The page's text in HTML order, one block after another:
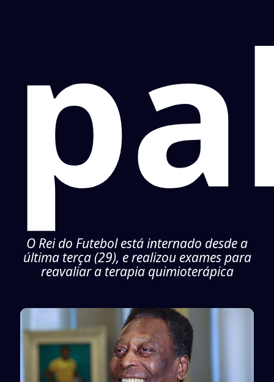
O Rei do Futebol está internado desde a
última terça (29), e realizou exames para
reavaliar a terapia quimioterápica